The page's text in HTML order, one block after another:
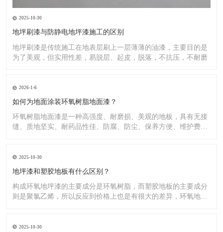
2025-10-30
地坪刷漆与防静电地坪漆施工的区别
地坪刷漆是传统施工在地表层刷上一层薄薄的油漆，主要目的是
为了美观，但实用性差，易脱层、起皮，脱落，不抗压，不耐磨
2026-1-6
如何为地面涂装环氧树脂地面漆？
环氧树脂地面漆是一种高强度、耐磨损、美观的地板，具有无接
缝、质地坚实、耐药品性佳、防腐、防尘、保养方便、维护费用
2025-10-30
地坪漆和塑胶地板有什么区别？
构成环氧地坪漆的主要成分是环氧树脂，而塑胶地板的主要成分
则是聚氯乙烯，所以反应到价格上也是有很大的差异，环氧地坪
2025-10-30